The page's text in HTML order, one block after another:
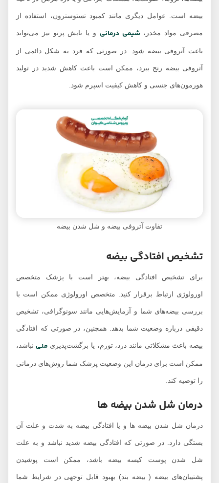
بیضه است. عوامل دیگری مانند کمبود تستوسترون، استفاده از
مصرفی مواد مخدر،شیمی درمانیو یا تابش پرتو نیز می‌تواند
باعث آتروفی بیضه شود. در صورتی که فرد به شکل دائمی از
آتروفی بیضه رنج ببرد، ممکن است باعث کاهش شدید در تولید
هورمون‌های جنسی و کاهش کیفیت اسپرم شود.
تفاوت آتروفی بیضه و شل شدن بیضه
تشخیص افتادگی بیضه
برای تشخیص افتادگی بیضه، بهتر است با پزشک متخصص
اورولوژی ارتباط برقرار کنید. متخصص اورولوژی ممکن است با
بررسی بیضه‌های شما و آزمایش‌هایی مانند سونوگرافی، تشخیص
دقیقی درباره وضعیت شما بدهد. همچنین، در صورتی که افتادگی
بیضه باعث مشکلاتی مانند درد، تورم، یا برگشت‌پذیریمنی نباشد،
ممکن است برای درمان این وضعیت پزشک شما روش‌های درمانی
را توصیه کند.
درمان شل شدن بیضه‌ ها
درمان شل شدن بیضه‌ ها و یا افتادگی بیضه به شدت و علت آن
بستگی دارد. در صورتی که افتادگی بیضه شدید نباشد و به علت
شل شدن پوست کیسه بیضه باشد، ممکن است پوشیدن
پشتیبان‌های بیضه ( بیضه بند) بهبود قابل توجهی در شرایط شما